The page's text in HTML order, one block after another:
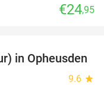
€24,95
38%
in Opheusden
9.6 star